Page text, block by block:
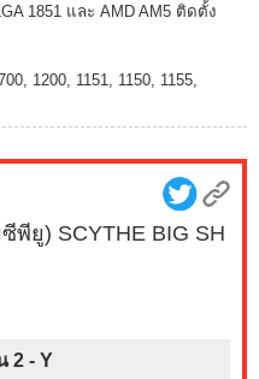
1851 และ AMD AM5 ติดตั้ง
1200, 1151, 1150, 1155,
พียู) SCYTHE BIG SH
2 - Y